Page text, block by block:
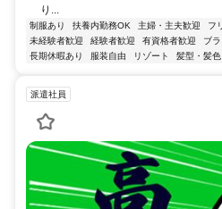
り...
制服あり 扶養内勤務OK 主婦・主夫歓迎 フ
未経験者歓迎
経験者歓迎 有資格者歓迎 ブ
長期休暇あり
服装自由 リゾート 髪型・髪色
派遣社員